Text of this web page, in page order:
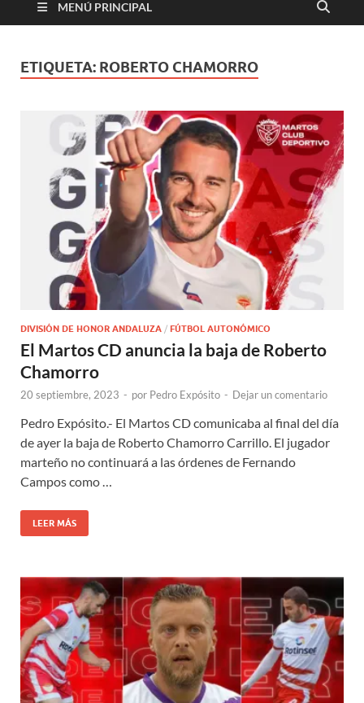
MENÚ PRINCIPAL
ETIQUETA: ROBERTO CHAMORRO
DIVISIÓN DE HONOR ANDALUZA / FÚTBOL AUTONÓMICO
El Martos CD anuncia la baja de Roberto
Chamorro
20 septiembre, 2023 - por Pedro Expósito - Dejar un comentario
Pedro Expósito.- El Martos CD comunicaba al final del día
de ayer la baja de Roberto Chamorro Carrillo. El jugador
marteño no continuará a las órdenes de Fernando
Campos como …
LEER MÁS